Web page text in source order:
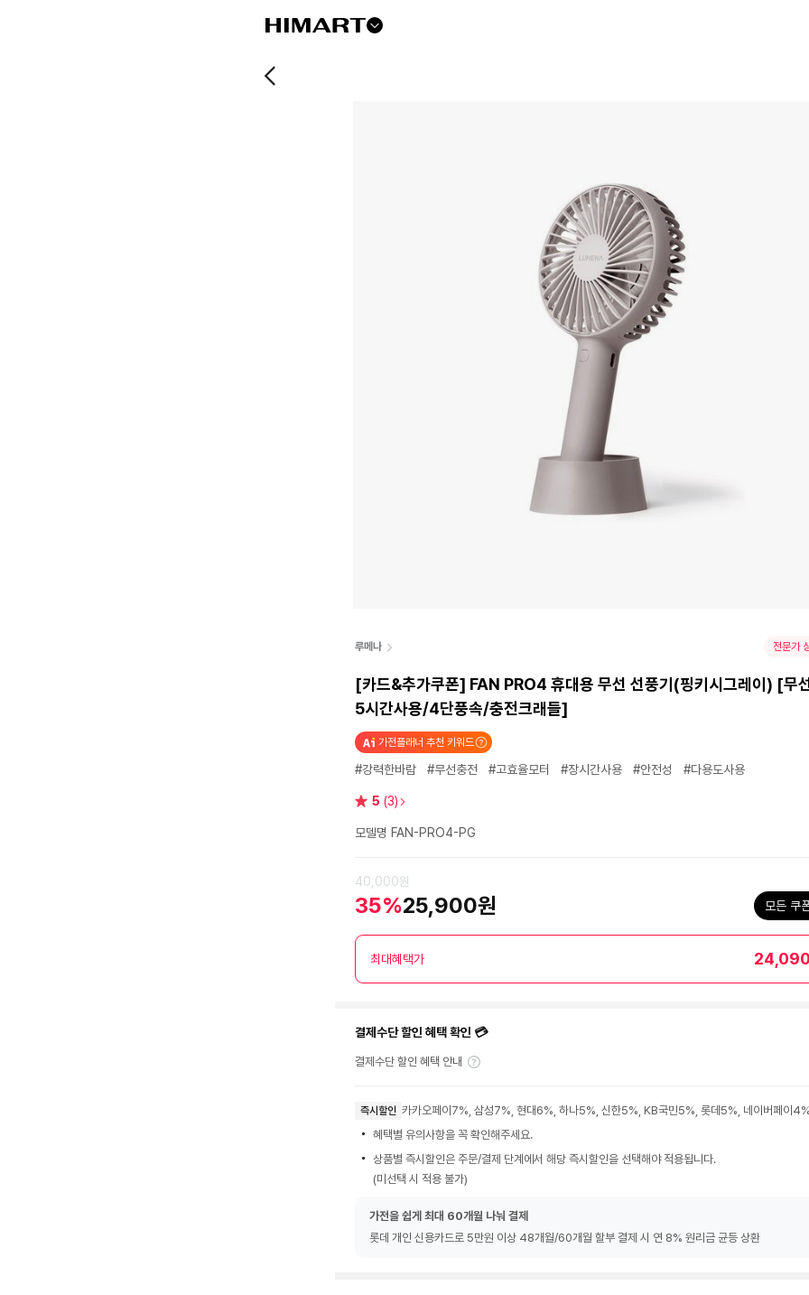
루메나 전문가
[카드&추가쿠폰] FAN PRO4 휴대용 무선 선풍기(핑키시그레이) [무
5시간사용/4단풍속/충전크래들]
가전플래너 추천 키워드
#강력한바람 #무선충전 #고효율모터 #장시간사용 #안전성 #다용도사용
별 5 (3)
모델명 FAN-PRO4-PG
40,000원
35%25,900원 모든 쿠
최대혜택가
결제수단 할인 혜택 확인 💳
결제수단 할인 혜택 안내
즉시할인 카카오페이7%, 삼성7%, 현대6%, 하나5%, 신한5%, KB국민5%, 롯데5%, 네이버페이
혜택별 유의사항을 꼭 확인해주세요.
상품별 즉시할인은 주문/결제 단계에서 해당 즉시할인을 선택해야 적용됩니다.
(미선택 시 적용 불가)
가전을 쉽게 최대 60개월 나눠 결제
롯데 개인 신용카드로 5만원 이상 48개월/60개월 할부 결제 시 연 8% 원리금 균등 상환